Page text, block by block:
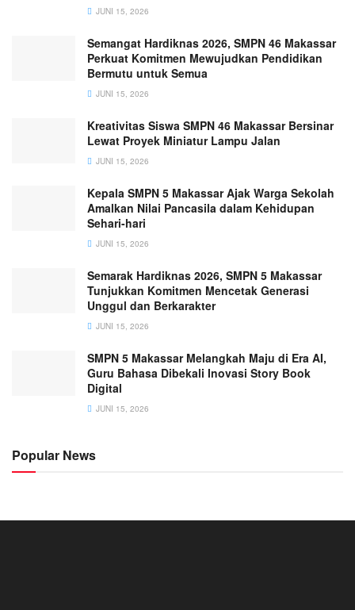
JUNI 15, 2026
Semangat Hardiknas 2026, SMPN 46 Makassar
Perkuat Komitmen Mewujudkan Pendidikan
Bermutu untuk Semua
JUNI 15, 2026
Kreativitas Siswa SMPN 46 Makassar Bersinar
Lewat Proyek Miniatur Lampu Jalan
JUNI 15, 2026
Kepala SMPN 5 Makassar Ajak Warga Sekolah
Amalkan Nilai Pancasila dalam Kehidupan
Sehari-hari
JUNI 15, 2026
Semarak Hardiknas 2026, SMPN 5 Makassar
Tunjukkan Komitmen Mencetak Generasi
Unggul dan Berkarakter
JUNI 15, 2026
SMPN 5 Makassar Melangkah Maju di Era AI,
Guru Bahasa Dibekali Inovasi Story Book
Digital
JUNI 15, 2026
Popular News